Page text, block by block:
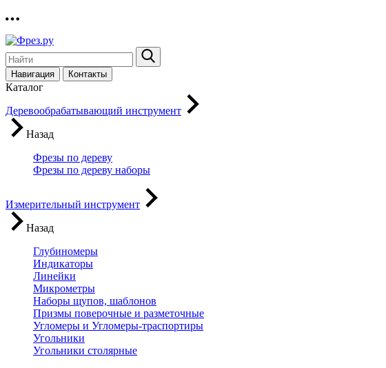
Навигация Контакты
Каталог
Деревообрабатывающий инструмент
Назад
Фрезы по дереву
Фрезы по дереву наборы
Измерительный инструмент
Назад
Глубиномеры
Индикаторы
Линейки
Микрометры
Наборы щупов, шаблонов
Призмы поверочные и разметочные
Угломеры и Угломеры-траспортиры
Угольники
Угольники столярные